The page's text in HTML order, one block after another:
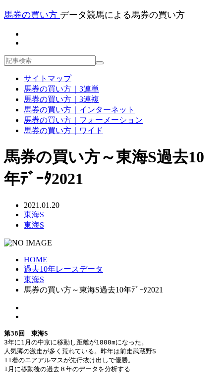
馬券の買い方 データ競馬による馬券の買い方
サイトマップ
馬券の買い方｜3連単
馬券の買い方｜3連複
馬券の買い方｜インターネット
馬券の買い方｜フォーメーション
馬券の買い方｜ワイド
馬券の買い方～東海S過去10
年ﾃﾞｰﾀ2021
2021.01.20
東海S
東海S
HOME
過去10年レースデータ
東海S
馬券の買い方～東海S過去10年ﾃﾞｰﾀ2021
第38回　東海S
3年に1月の中京に移動し距離が1800mになった。
人気薄の激走が多く荒れている。昨年は前走武蔵野S
11着のエアアルマスが先行抜け出しで優勝。
1月に移動後の過去８年のデータを分析する